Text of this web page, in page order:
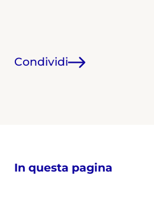
Condividi
In questa pagina